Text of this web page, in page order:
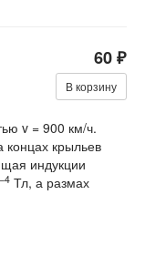
60 ₽
В корзину
v = 900 км/ч.
крыльев
индукции
–4 Тл, а размах